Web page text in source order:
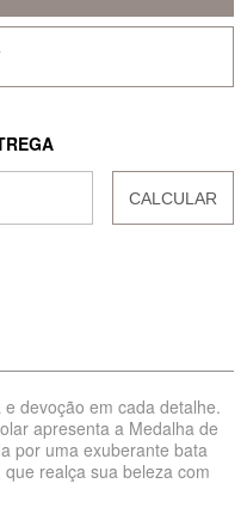
CALCULAR
devoção em cada detalhe.
apresenta a Medalha de
por uma exuberante bata
realça sua beleza com